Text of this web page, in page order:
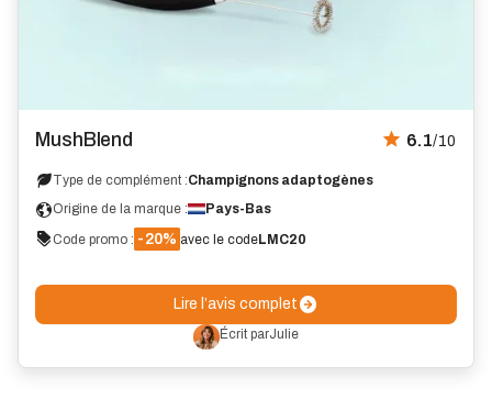
MushBlend 6.1/10
Type de complément :Champignons adaptogènes
Origine de la marque :
Pays-Bas
Code promo : -20% avec le codeLMC20
Lire l’avis complet
Écrit parJulie